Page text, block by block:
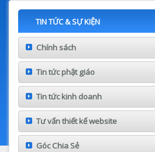
TIN TỨC & SỰ KIỆN
Chính sách
Tin tức phật giáo
Tin tức kinh doanh
Tư vấn thiết kế website
Góc Chia Sẻ